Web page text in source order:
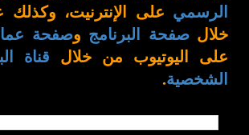
الرسمي على الإنترنيت،
خلالصفحة البرنامج وصفحة
على اليوتيوب من خلال قناة
الشخصية.